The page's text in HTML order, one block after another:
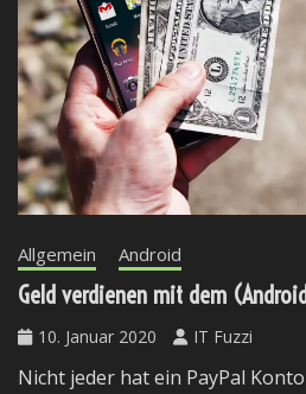
Allgemein Android
Geld verdienen mit dem
10. Januar 2020 IT Fuzzi
Nicht jeder hat ein PayPal